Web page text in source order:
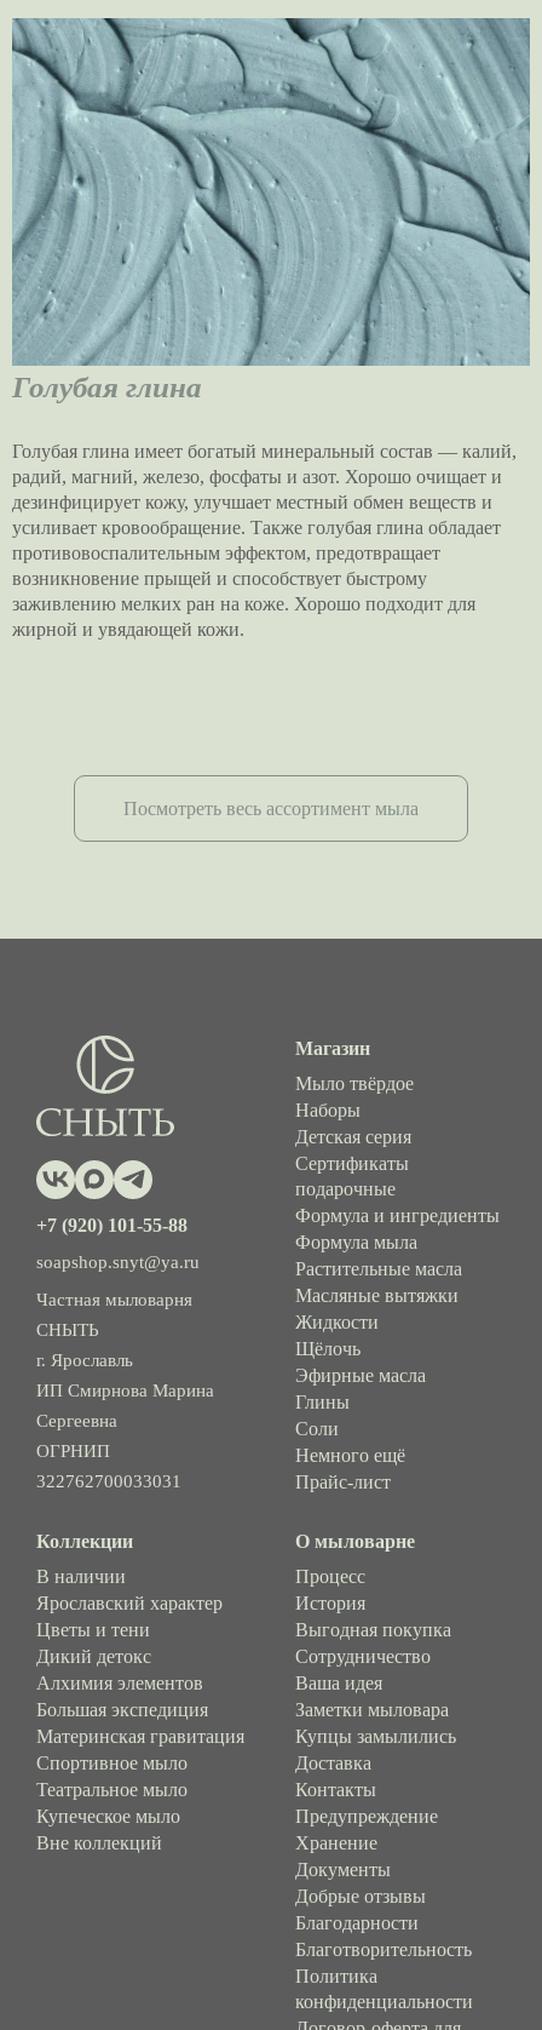
Голубая глина
Голубая глина имеет богатый минеральный состав — калий,
радий, магний, железо, фосфаты и азот. Хорошо очищает и
дезинфицирует кожу, улучшает местный обмен веществ и
усиливает кровообращение. Также голубая глина обладает
противовоспалительным эффектом, предотвращает
возникновение прыщей и способствует быстрому
заживлению мелких ран на коже. Хорошо подходит для
жирной и увядающей кожи.
Посмотреть весь ассортимент мыла
+7 (920) 101-55-88
soapshop.snyt@ya.ru
Частная мыловарня
СНЫТЬ
г. Ярославль
ИП Смирнова Марина
Сергеевна
ОГРНИП
322762700033031
Магазин
Мыло твёрдое
Наборы
Детская серия
Сертификаты
подарочные
Формула и ингредиенты
Формула мыла
Растительные масла
Масляные вытяжки
Жидкости
Щёлочь
Эфирные масла
Глины
Соли
Немного ещё
Прайс-лист
Коллекции
В наличии
Ярославский характер
Цветы и тени
Дикий детокс
Алхимия элементов
Большая экспедиция
Материнская гравитация
Спортивное мыло
Театральное мыло
Купеческое мыло
Вне коллекций
О мыловарне
Процесс
История
Выгодная покупка
Сотрудничество
Ваша идея
Заметки мыловара
Купцы замылились
Доставка
Контакты
Предупреждение
Хранение
Документы
Добрые отзывы
Благодарности
Благотворительность
Политика
конфиденциальности